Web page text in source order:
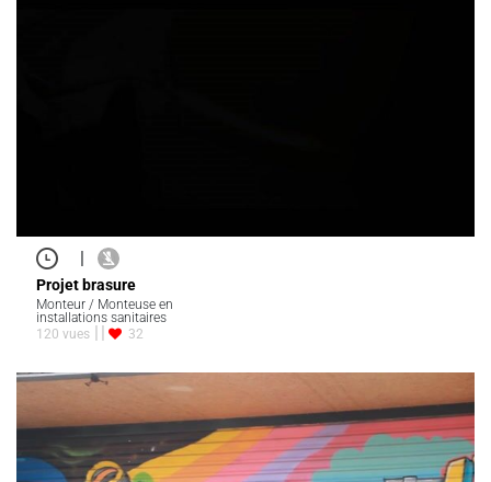
|
Projet brasure
Monteur / Monteuse en
installations sanitaires
120 vues
32